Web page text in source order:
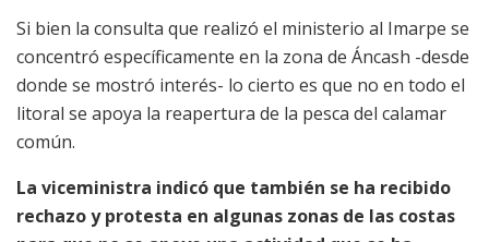
Si bien la consulta que realizó el ministerio al Imarpe se
concentró específicamente en la zona de Áncash -desde
donde se mostró interés- lo cierto es que no en todo el
litoral se apoya la reapertura de la pesca del calamar
común.
La viceministra indicó que también se ha recibido
rechazo y protesta en algunas zonas de las costas